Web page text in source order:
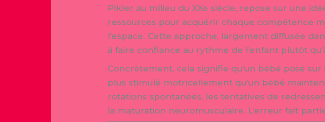
Pikler au milieu du XXe siècle, repose sur une
ressources pour acquérir chaque compétence
l’espace. Cette approche, largement diffusée
à faire confiance au rythme de l’enfant plutôt
Concrètement, cela signifie qu’un bébé posé
plus stimulé motricellement qu’un bébé
rotations spontanées, les tentatives de
la maturation neuromusculaire. L’erreur fait